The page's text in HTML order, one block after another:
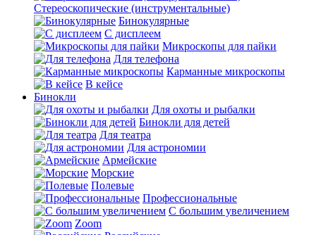
Стереоскопические (инструментальные)
Бинокулярные
С дисплеем
Микроскопы для пайки
Для телефона
Карманные микроскопы
В кейсе
Бинокли
Для охоты и рыбалки
Бинокли для детей
Для театра
Для астрономии
Армейские
Морские
Полевые
Профессиональные
С большим увеличением
Zoom